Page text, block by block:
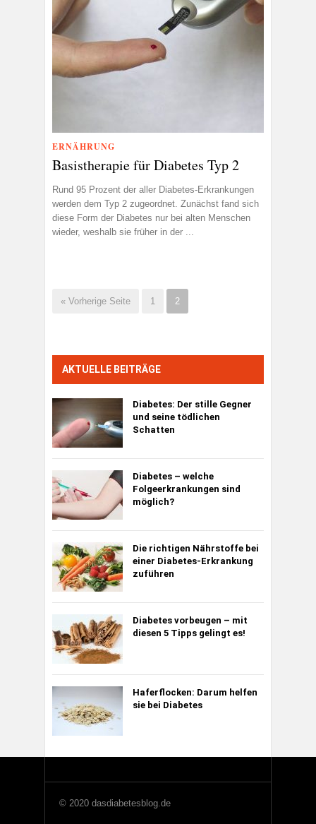
ERNÄHRUNG
Basistherapie für Diabetes Typ 2
Rund 95 Prozent der aller Diabetes-Erkrankungen
werden dem Typ 2 zugeordnet. Zunächst fand sich
diese Form der Diabetes nur bei alten Menschen
wieder, weshalb sie früher in der ...
« Vorherige Seite 1 2
AKTUELLE BEITRÄGE
Diabetes: Der stille Gegner
und seine tödlichen
Schatten
Diabetes – welche
Folgeerkrankungen sind
möglich?
Die richtigen Nährstoffe bei
einer Diabetes-Erkrankung
zuführen
Diabetes vorbeugen – mit
diesen 5 Tipps gelingt es!
Haferflocken: Darum helfen
sie bei Diabetes
© 2020 dasdiabetesblog.de